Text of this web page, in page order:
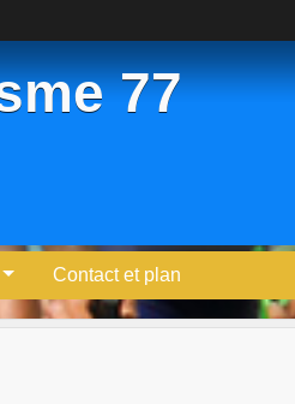
77
Contact et plan